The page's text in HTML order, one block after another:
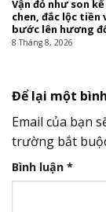
Vận đỏ như son
chen, đắc lộc
bước lên hương
8 Tháng 8, 2026
Để lại một
Email của bạn
trường bắt
Bình luận *